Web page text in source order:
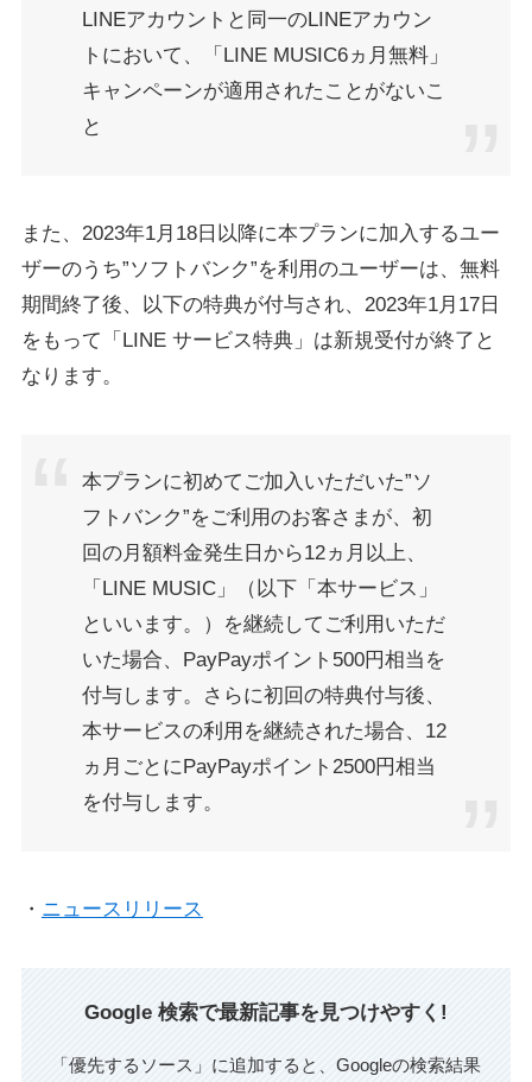
LINEアカウントと同一のLINEアカウン
トにおいて、「LINE MUSIC6ヵ月無料」
キャンペーンが適用されたことがないこ
と
また、2023年1月18日以降に本プランに加入するユー
ザーのうち”ソフトバンク”を利用のユーザーは、無料
期間終了後、以下の特典が付与され、2023年1月17日
をもって「LINE サービス特典」は新規受付が終了と
なります。
本プランに初めてご加入いただいた”ソ
フトバンク”をご利用のお客さまが、初
回の月額料金発生日から12ヵ月以上、
「LINE MUSIC」（以下「本サービス」
といいます。）を継続してご利用いただ
いた場合、PayPayポイント500円相当を
付与します。さらに初回の特典付与後、
本サービスの利用を継続された場合、12
ヵ月ごとにPayPayポイント2500円相当
を付与します。
・ ニュースリリース
Google 検索で最新記事を見つけやすく!
「優先するソース」に追加すると、Googleの検索結果